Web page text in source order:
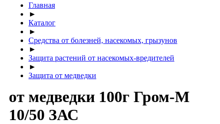
Главная
►
Каталог
►
Средства от болезней, насекомых, грызунов
►
Защита растений от насекомых-вредителей
►
Защита от медведки
от медведки 100г Гром-М
10/50 ЗАС